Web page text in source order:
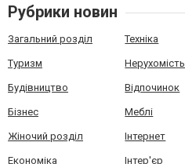
Рубрики новин
Загальний розділ Техніка
Туризм Нерухомість
Будівництво Відпочинок
Бізнес Меблі
Жіночий розділ Інтернет
Економіка Інтер'єр